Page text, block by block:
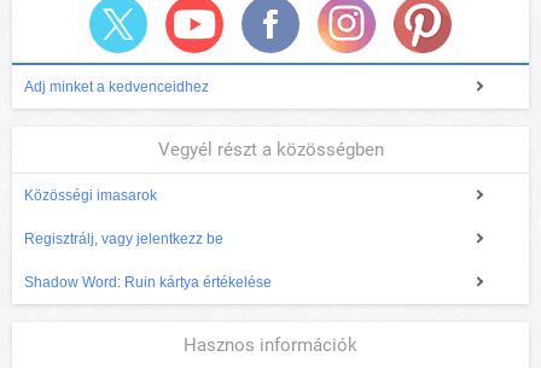
Adj minket a kedvenceidhez
Vegyél részt a közösségben
Közösségi imasarok
Regisztrálj, vagy jelentkezz be
Shadow Word: Ruin kártya értékelése
Hasznos információk